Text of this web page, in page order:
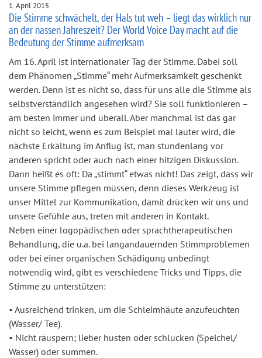
1. April 2015
Die Stimme schwächelt, der Hals tut weh – liegt das wirklich nur
an der nassen Jahreszeit? Der World Voice Day macht auf die
Bedeutung der Stimme aufmerksam
Am 16. April ist internationaler Tag der Stimme. Dabei soll
dem Phänomen „Stimme“ mehr Aufmerksamkeit geschenkt
werden. Denn ist es nicht so, dass für uns alle die Stimme als
selbstverständlich angesehen wird? Sie soll funktionieren –
am besten immer und überall. Aber manchmal ist das gar
nicht so leicht, wenn es zum Beispiel mal lauter wird, die
nächste Erkältung im Anflug ist, man stundenlang vor
anderen spricht oder auch nach einer hitzigen Diskussion.
Dann heißt es oft: Da „stimmt“ etwas nicht! Das zeigt, dass wir
unsere Stimme pflegen müssen, denn dieses Werkzeug ist
unser Mittel zur Kommunikation, damit drücken wir uns und
unsere Gefühle aus, treten mit anderen in Kontakt.
Neben einer logopädischen oder sprachtherapeutischen
Behandlung, die u.a. bei langandauernden Stimmproblemen
oder bei einer organischen Schädigung unbedingt
notwendig wird, gibt es verschiedene Tricks und Tipps, die
Stimme zu unterstützen:
• Ausreichend trinken, um die Schleimhäute anzufeuchten
(Wasser/ Tee).
• Nicht räuspern; lieber husten oder schlucken (Speichel/
Wasser) oder summen.